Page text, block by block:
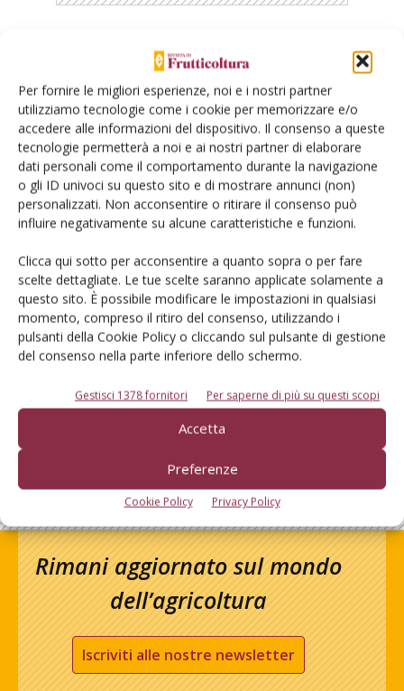
Per fornire le migliori esperienze, noi e i nostri partner
utilizziamo tecnologie come i cookie per memorizzare e/o
accedere alle informazioni del dispositivo. Il consenso a queste
tecnologie permetterà a noi e ai nostri partner di elaborare
dati personali come il comportamento durante la navigazione
o gli ID univoci su questo sito e di mostrare annunci (non)
personalizzati. Non acconsentire o ritirare il consenso può
influire negativamente su alcune caratteristiche e funzioni.
Clicca qui sotto per acconsentire a quanto sopra o per fare
scelte dettagliate. Le tue scelte saranno applicate solamente a
questo sito. È possibile modificare le impostazioni in qualsiasi
momento, compreso il ritiro del consenso, utilizzando i
pulsanti della Cookie Policy o cliccando sul pulsante di gestione
del consenso nella parte inferiore dello schermo.
Gestisci 1378 fornitori Per saperne di più su questi scopi
Accetta
Preferenze
Cookie Policy Privacy Policy
Catalogo Aziende e Prodotti
Un modo semplice per cercare un'azienda o un
prodotto!
Cerca adesso
L'Esperto risponde
I consigli di Terra e Vita agli agricoltori
Cerca adesso
Rimani aggiornato sul mondo
dell’agricoltura
Iscriviti alle nostre newsletter